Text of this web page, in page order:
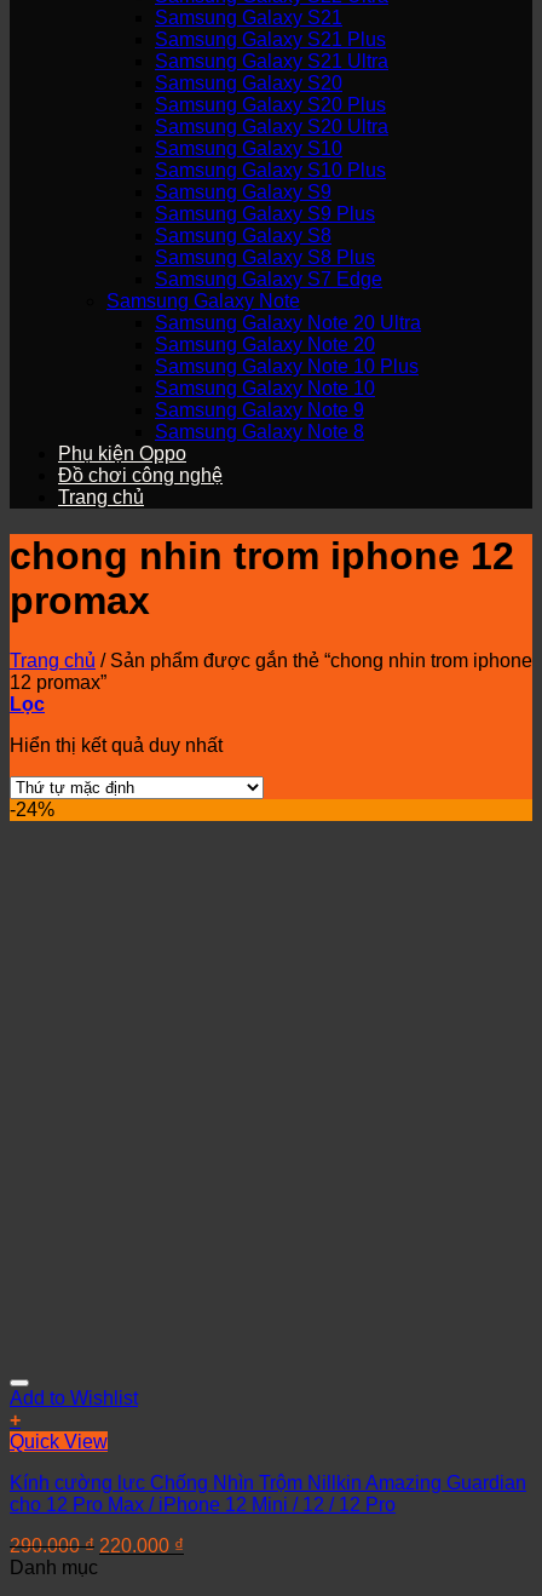
Samsung Galaxy S21
Samsung Galaxy S21 Plus
Samsung Galaxy S21 Ultra
Samsung Galaxy S20
Samsung Galaxy S20 Plus
Samsung Galaxy S20 Ultra
Samsung Galaxy S10
Samsung Galaxy S10 Plus
Samsung Galaxy S9
Samsung Galaxy S9 Plus
Samsung Galaxy S8
Samsung Galaxy S8 Plus
Samsung Galaxy S7 Edge
Samsung Galaxy Note
Samsung Galaxy Note 20 Ultra
Samsung Galaxy Note 20
Samsung Galaxy Note 10 Plus
Samsung Galaxy Note 10
Samsung Galaxy Note 9
Samsung Galaxy Note 8
Phụ kiện Oppo
Đồ chơi công nghệ
Trang chủ
chong nhin trom iphone 12
promax
Trang chủ /Sản phẩm được gắn thẻ “chong nhin trom iphone
12 promax”
Lọc
Hiển thị kết quả duy nhất
-24%
Add to Wishlist
+
Quick View
Kính cường lực Chống Nhìn Trộm Nillkin Amazing Guardian
cho 12 Pro Max / iPhone 12 Mini / 12 / 12 Pro
290.000₫ 220.000 ₫
Danh mục